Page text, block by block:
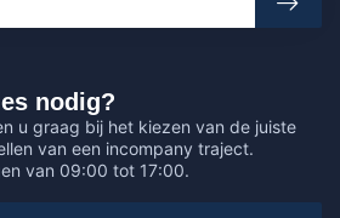
nodig?
u graag bij het kiezen van de juiste
van een incompany traject.
van 09:00 tot 17:00.